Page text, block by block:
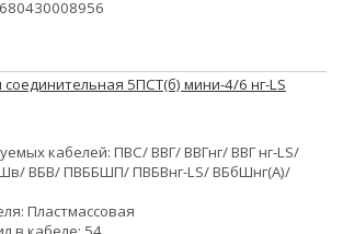
5ПСТ(б) мини-4/6 нг-LS
кабелей: ПВС/ ВВГ/ ВВГнг/ ВВГ нг-LS/
ВБВ/ ПВББШП/ ПВБВнг-LS/ ВБбШнг(А)/
Пластмассовая